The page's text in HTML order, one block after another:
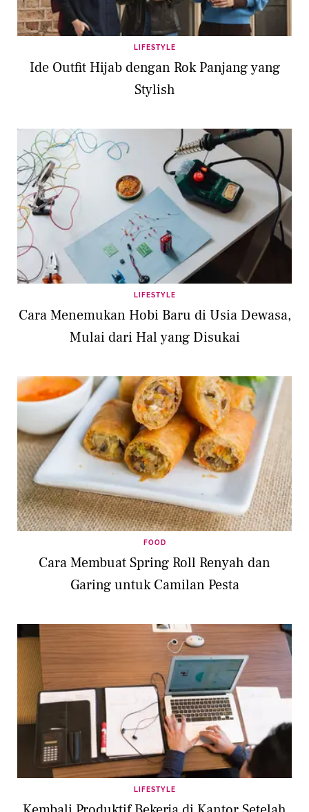
LIFESTYLE
Ide Outfit Hijab dengan Rok Panjang yang
Stylish
LIFESTYLE
Cara Menemukan Hobi Baru di Usia Dewasa,
Mulai dari Hal yang Disukai
FOOD
Cara Membuat Spring Roll Renyah dan
Garing untuk Camilan Pesta
LIFESTYLE